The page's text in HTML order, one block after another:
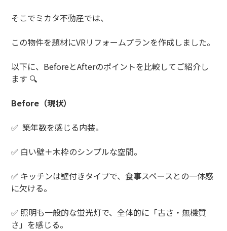
そこでミカタ不動産では、
この物件を題材にVRリフォームプランを作成しました。
以下に、 BeforeとAfterのポイントを比較してご紹介し
ます 🔍
Before （現状）
✅築年数を感じる内装。
✅ 白い壁＋木枠のシンプルな空間。
✅ キッチンは壁付きタイプで、食事スペースとの一体感
に欠ける。
✅ 照明も一般的な蛍光灯で、全体的に「古さ・無機質
さ」を感じる。